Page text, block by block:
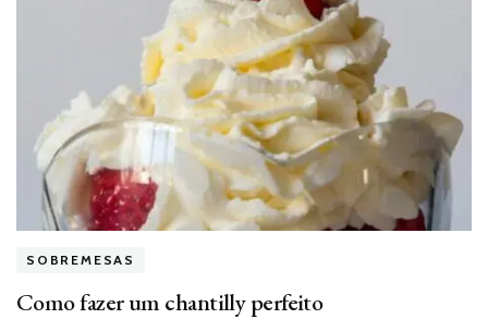
SOBREMESAS
Como fazer um chantilly perfeito